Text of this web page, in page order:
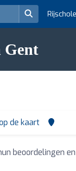
Gent
de kaart
beoordelingen